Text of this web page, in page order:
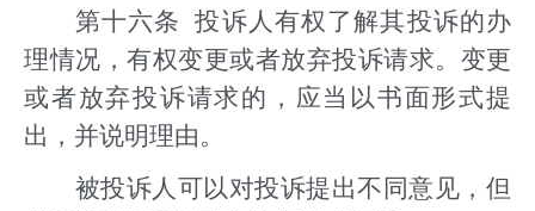
第十六条 投诉人有权了解其投诉的办
理情况，有权变更或者放弃投诉请求。变更
或者放弃投诉请求的，应当以书面形式提
出，并说明理由。
被投诉人可以对投诉提出不同意见，但